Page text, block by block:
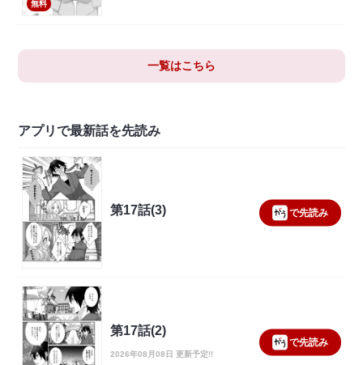
無料
一覧はこちら
アプリで最新話を先読み
第17話(3) で先読み
第17話(2)
2026年08月08日 更新予定!!
で先読み